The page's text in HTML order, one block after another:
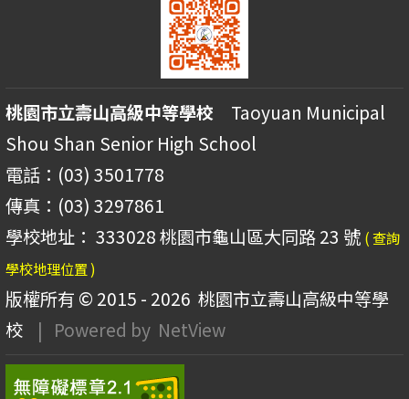
桃園市立壽山高級中等學校 Taoyuan Municipal
Shou Shan Senior High School
電話：(03) 3501778
傳真：(03) 3297861
學校地址： 333028 桃園市龜山區大同路 23 號 ( 查詢
學校地理位置 )
版權所有 © 2015 - 2026 桃園市立壽山高級中等學
校
| Powered by NetView